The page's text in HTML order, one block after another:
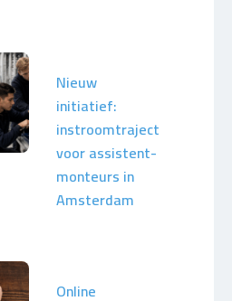
Nieuw
initiatief:
instroomtraject
voor assistent-
monteurs in
Amsterdam
Online